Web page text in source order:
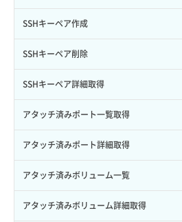
サブユーザーにロールを紐づけ
サブユーザー一覧取得
サブユーザー作成
サブユーザー削除
サブユーザー更新
サブユーザー詳細取得
トークン発行
スナップショット詳細一覧取得
スナップショット詳細取得（アイテム指定）
バックアップリストア
バックアップ一覧取得
バックアップ詳細一覧取得
バックアップ詳細取得
ボリュームイメージ保存
イメージ保存使用量取得
イメージ保存容量取得
イメージ保存容量変更
イメージ削除
イメージ詳細取得
SSHキーペア作成
SSHキーペア削除
SSHキーペア詳細取得
アタッチ済みポート一覧取得
アタッチ済みポート詳細取得
アタッチ済みボリューム一覧
アタッチ済みボリューム詳細取得